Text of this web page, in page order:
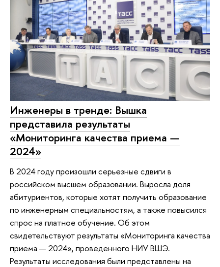
Инженеры в тренде: Вышка
представила результаты
«Мониторинга качества приема —
2024»
В 2024 году произошли серьезные сдвиги в
российском высшем образовании. Выросла доля
абитуриентов, которые хотят получить образование
по инженерным специальностям, а также повысился
спрос на платное обучение. Об этом
свидетельствуют результаты «Мониторинга качества
приема — 2024», проведенного НИУ ВШЭ.
Результаты исследования были представлены на